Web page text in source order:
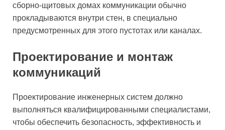
сборно-щитовых домах коммуникации обычно
прокладываются внутри стен, в специально
предусмотренных для этого пустотах или каналах.
Проектирование и монтаж
коммуникаций
Проектирование инженерных систем должно
выполняться квалифицированными специалистами,
чтобы обеспечить безопасность, эффективность и